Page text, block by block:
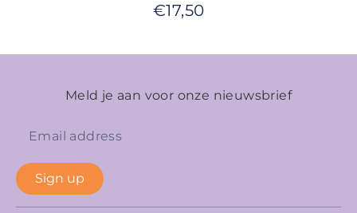
€17,50
Meld je aan voor onze nieuwsbrief
Sign up